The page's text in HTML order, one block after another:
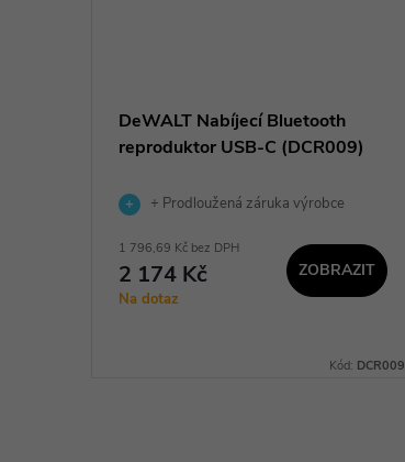
DeWALT Nabíjecí Bluetooth
reproduktor USB-C (DCR009)
+ Prodloužená záruka výrobce
1 796,69 Kč bez DPH
2 174 Kč
Na dotaz
ZOBRAZIT
Kód: DCR009